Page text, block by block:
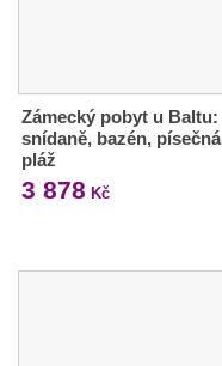
Zámecký pobyt u Baltu:
snídaně, bazén, písečná
pláž
3 878 Kč